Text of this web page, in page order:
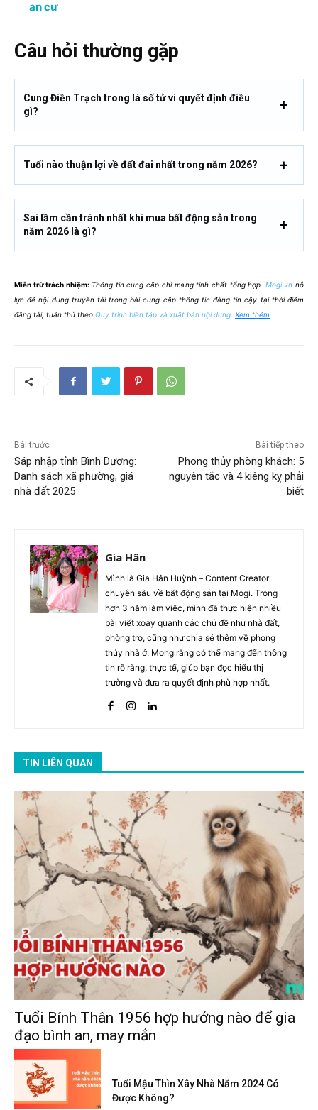
an cư
Câu hỏi thường gặp
Cung Điền Trạch trong lá số tử vi quyết định điều
gì?
Tuổi nào thuận lợi về đất đai nhất trong năm 2026?
Sai lầm cần tránh nhất khi mua bất động sản trong
năm 2026 là gì?
Miễn trừ trách nhiệm: Thông tin cung cấp chỉ mang tính chất tổng hợp. Mogi.vn nỗ
lực để nội dung truyền tải trong bài cung cấp thông tin đáng tin cậy tại thời điểm
đăng tải, tuân thủ theo Quy trình biên tập và xuất bản nội dung Xem thêm
Bài trước
Sáp nhập tỉnh Bình Dương:
Danh sách xã phường, giá
nhà đất 2025
Bài tiếp theo
Phong thủy phòng khách: 5
nguyên tắc và 4 kiêng kỵ phải
biết
Gia Hân
Mình là Gia Hân Huỳnh – Content Creator
chuyên sâu về bất động sản tại Mogi. Trong
hơn 3 năm làm việc, mình đã thực hiện nhiều
bài viết xoay quanh các chủ đề như nhà đất,
phòng trọ, cũng như chia sẻ thêm về phong
thủy nhà ở. Mong rằng có thể mang đến thông
tin rõ ràng, thực tế, giúp bạn đọc hiểu thị
trường và đưa ra quyết định phù hợp nhất.
TIN LIÊN QUAN
Tuổi Bính Thân 1956 hợp hướng nào để gia
đạo bình an, may mắn
Tuổi Mậu Thìn Xây Nhà Năm 2024 Có
Được Không?